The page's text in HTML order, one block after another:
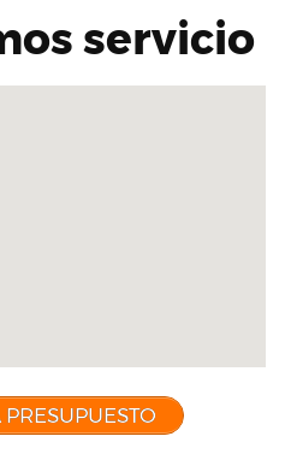
servicio